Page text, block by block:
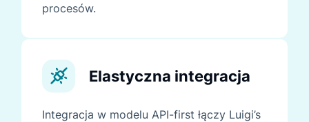
procesów.
Elastyczna integracja
Integracja w modelu API-first łączy Luigi’s